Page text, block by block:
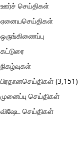
ஊர்ச் செய்திகள்
ஏனையசெய்திகள்
ஒருங்கிணைப்பு
கட்டுரை
நிகழ்வுகள்
பிரதானசெய்திகள் (3,151)
முனைப்பு செய்திகள்
விஷேட செய்திகள்